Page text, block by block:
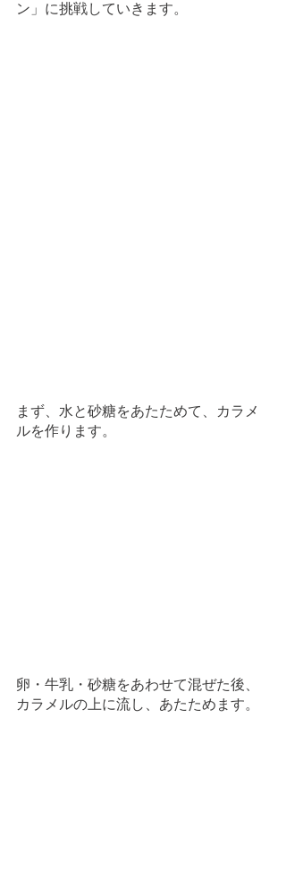
ン」に挑戦していきます。
まず、水と砂糖をあたためて、カラメ
ルを作ります。
卵・牛乳・砂糖をあわせて混ぜた後、
カラメルの上に流し、あたためます。